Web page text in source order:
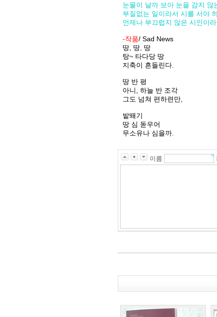
눈물이 날까 보아 눈을 감지 않
부질없는 일이라서 시를 서야
언제나 부끄럽지 않은 시인이
-작품/ Sad News
땅, 땅, 땅
탕~ 타다당 땅
지축이 흔들린다.
땅 반 평
아니, 하늘 반 조각
그도 넘쳐 편하련만,
밭뙈기
땅 심 돋우어
무소유나 심을까.
이름